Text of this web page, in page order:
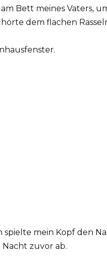
Bett meines Vaters,
dem flachen
spielte mein Kopf den
zuvor ab.